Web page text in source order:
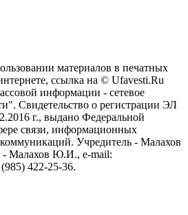
материалов в печатных
ссылка на © Ufavesti.Ru
информации - сетевое
Свидетельство о регистрации ЭЛ
г., выдано Федеральной
связи, информационных
Учредитель - Малахов
Малахов Ю.И., e-mail:
422-25-36.